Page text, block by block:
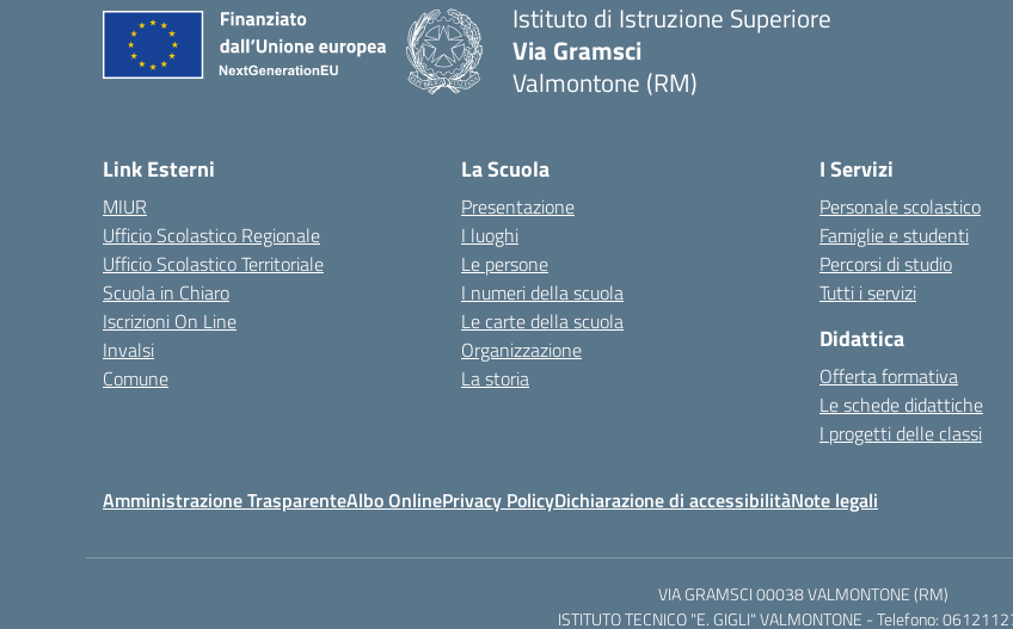
Istituto di Istruzione Superiore
Via Gramsci
Valmontone (RM)
Link Esterni
MIUR
Ufficio Scolastico Regionale
Ufficio Scolastico Territoriale
Scuola in Chiaro
Iscrizioni On Line
Invalsi
Comune
La Scuola
Presentazione
I luoghi
Le persone
I numeri della scuola
Le carte della scuola
Organizzazione
La storia
I Servizi
Personale scolastico
Famiglie e studenti
Percorsi di studio
Tutti i servizi
Didattica
Offerta formativa
Le schede didattiche
I progetti delle classi
Amministrazione TrasparenteAlbo OnlinePrivacy PolicyDichiarazione di accessibilitàNote legali
VIA GRAMSCI 00038 VALMONTONE (RM)
ISTITUTO TECNICO "E. GIGLI" VALMONTONE - Telefono: